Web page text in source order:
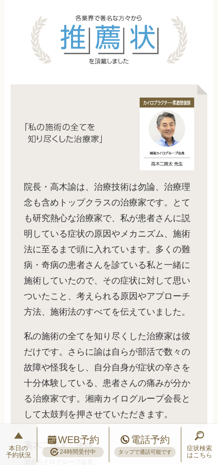
院長・高木諭は、治療技術は勿論、治療理
念も含めトップクラスの治療家です。とて
も研究熱心な治療家で、私が患者さんに説
明している症状の原因やメカニズム、施術
法に至るまで頭に入れています。多くの難
病・奇病の患者さんを診ている私と一緒に
施術していたので、その症状に対して思い
ついたこと、考えられる原因やアプローチ
方法、施術法のすべてを伝えていました。
私の施術の全てを知り尽くした治療家は彼
だけです。さらに諭は自らが部活で数々の
故障や怪我をし、自分自身が症状の辛さを
十分体験している、患者さんの痛みが分か
る治療家です。湘南カイログループ会長と
して太鼓判を押させていただきます。
高木二朗太 先生
湘南カイログループ会長
本日の
予約状況
WEB予約
24時間受付中
電話予約
タップで通話可能です
症状検索
はこちら